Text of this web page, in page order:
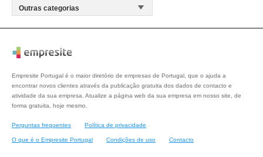
Empresite Portugal é o maior diretório de empresas de Portugal, que o ajuda a
encontrar novos clientes através da publicação gratuita dos dados de contacto e
atividade da sua empresa. Atualize a página web da sua empresa em nosso site, de
forma gratuita, hoje mesmo.
Perguntas frequentes Política de privacidade
O que é o Empresite Portugal Condições de uso Contacto